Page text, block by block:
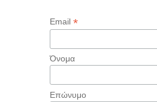
Email *
Όνομα
Επώνυμο